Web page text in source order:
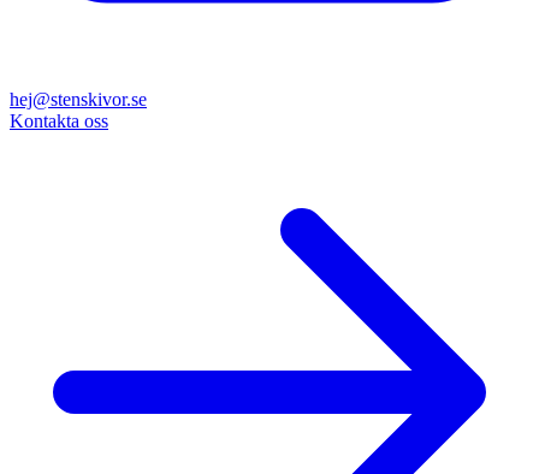
hej@stenskivor.se
Kontakta oss